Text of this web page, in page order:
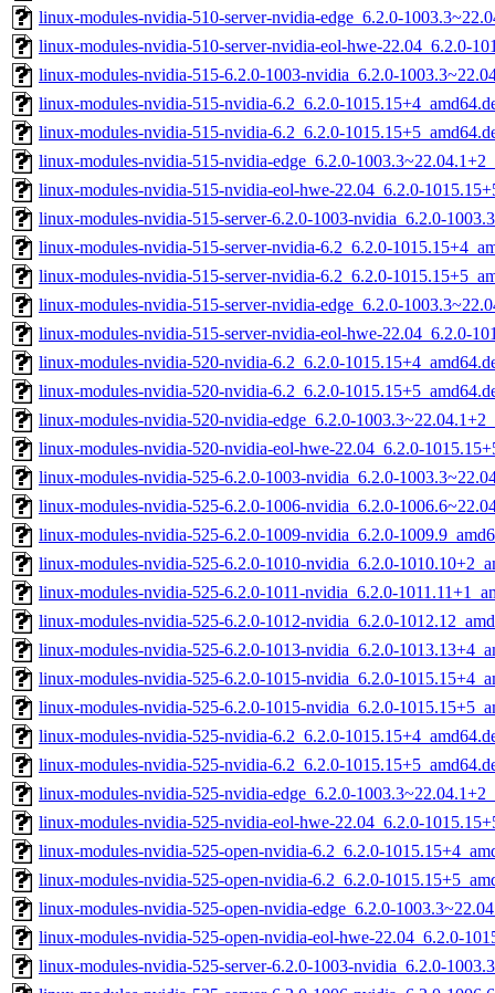
linux-modules-nvidia-510-server-nvidia-edge_6.2.0-
linux-modules-nvidia-510-server-nvidia-eol-hwe-22.04_6.2.0-
linux-modules-nvidia-515-6.2.0-1003-nvidia_6.2.0-
linux-modules-nvidia-515-nvidia-6.2_6.2.0-
linux-modules-nvidia-515-nvidia-6.2_6.2.0-
linux-modules-nvidia-515-nvidia-edge_6.2.0-
linux-modules-nvidia-515-nvidia-eol-hwe-22.04_6.2.0-
linux-modules-nvidia-515-server-6.2.0-1003-nvidia_6.2.0-
linux-modules-nvidia-515-server-nvidia-6.2_6.2.0-
linux-modules-nvidia-515-server-nvidia-6.2_6.2.0-
linux-modules-nvidia-515-server-nvidia-edge_6.2.0-
linux-modules-nvidia-515-server-nvidia-eol-hwe-22.04_6.2.0-
linux-modules-nvidia-520-nvidia-6.2_6.2.0-
linux-modules-nvidia-520-nvidia-6.2_6.2.0-
linux-modules-nvidia-520-nvidia-edge_6.2.0-
linux-modules-nvidia-520-nvidia-eol-hwe-22.04_6.2.0-
linux-modules-nvidia-525-6.2.0-1003-nvidia_6.2.0-
linux-modules-nvidia-525-6.2.0-1006-nvidia_6.2.0-
linux-modules-nvidia-525-6.2.0-1009-nvidia_6.2.0-
linux-modules-nvidia-525-6.2.0-1010-nvidia_6.2.0-
linux-modules-nvidia-525-6.2.0-1011-nvidia_6.2.0-
linux-modules-nvidia-525-6.2.0-1012-nvidia_6.2.0-
linux-modules-nvidia-525-6.2.0-1013-nvidia_6.2.0-
linux-modules-nvidia-525-6.2.0-1015-nvidia_6.2.0-
linux-modules-nvidia-525-6.2.0-1015-nvidia_6.2.0-
linux-modules-nvidia-525-nvidia-6.2_6.2.0-
linux-modules-nvidia-525-nvidia-6.2_6.2.0-
linux-modules-nvidia-525-nvidia-edge_6.2.0-
linux-modules-nvidia-525-nvidia-eol-hwe-22.04_6.2.0-
linux-modules-nvidia-525-open-nvidia-6.2_6.2.0-
linux-modules-nvidia-525-open-nvidia-6.2_6.2.0-
linux-modules-nvidia-525-open-nvidia-edge_6.2.0-
linux-modules-nvidia-525-open-nvidia-eol-hwe-22.04_6.2.0-
linux-modules-nvidia-525-server-6.2.0-1003-nvidia_6.2.0-